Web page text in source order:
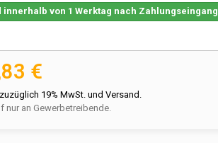
innerhalb von 1 Werktag nach Zahlungseingang
€
19% MwSt. und Versand.
nur an Gewerbetreibende.